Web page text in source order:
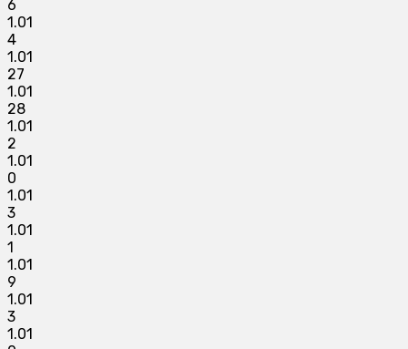
6
1.01
4
1.01
27
1.01
28
1.01
2
1.01
0
1.01
3
1.01
1
1.01
9
1.01
3
1.01